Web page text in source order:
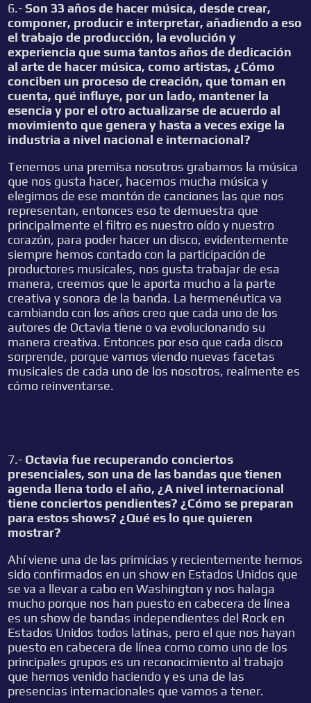
6.-Son 33 años de hacer música, desde crear,
componer, producir e interpretar, añadiendo a eso
el trabajo de producción, la evolución y
experiencia que suma tantos años de dedicación
al arte de hacer música, como artistas, ¿Cómo
conciben un proceso de creación, que toman en
cuenta, qué influye, por un lado, mantener la
esencia y por el otro actualizarse de acuerdo al
movimiento que genera y hasta a veces exige la
industria a nivel nacional e internacional?
Tenemos una premisa nosotros grabamos la música
que nos gusta hacer, hacemos mucha música y
elegimos de ese montón de canciones las que nos
representan, entonces eso te demuestra que
principalmente el filtro es nuestro oído y nuestro
corazón, para poder hacer un disco, evidentemente
siempre hemos contado con la participación de
productores musicales, nos gusta trabajar de esa
manera, creemos que le aporta mucho a la parte
creativa y sonora de la banda. La hermenéutica va
cambiando con los años creo que cada uno de los
autores de Octavia tiene o va evolucionando su
manera creativa. Entonces por eso que cada disco
sorprende, porque vamos viendo nuevas facetas
musicales de cada uno de los nosotros, realmente es
cómo reinventarse.
7.- Octavia fue recuperando conciertos
presenciales, son una de las bandas que tienen
agenda llena todo el año, ¿A nivel internacional
tiene conciertos pendientes? ¿Cómo se preparan
para estos shows? ¿Qué es lo que quieren
mostrar?
Ahí viene una de las primicias y recientemente hemos
sido confirmados en un show en Estados Unidos que
se va a llevar a cabo en Washington y nos halaga
mucho porque nos han puesto en cabecera de línea
es un show de bandas independientes del Rock en
Estados Unidos todos latinas, pero el que nos hayan
puesto en cabecera de línea como como uno de los
principales grupos es un reconocimiento al trabajo
que hemos venido haciendo y es una de las
presencias internacionales que vamos a tener.